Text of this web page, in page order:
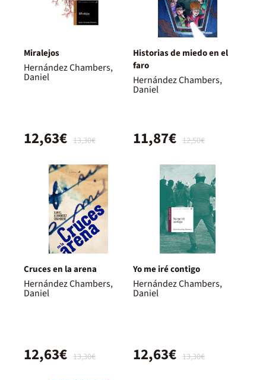
Miralejos
Hernández Chambers,
Daniel
13,30€
12,63€
Historias de miedo en el
faro
Hernández Chambers,
Daniel
12,50€
11,87€
Cruces en la arena
Hernández Chambers,
Daniel
13,30€
12,63€
Yo me iré contigo
Hernández Chambers,
Daniel
13,30€
12,63€